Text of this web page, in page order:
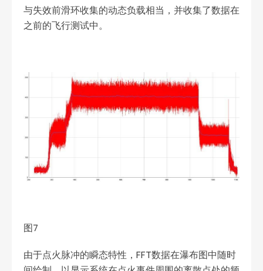
与失效前滑环收集的动态负载相当，并收集了数据在
之前的飞行测试中。
图7
由于点火脉冲的瞬态特性，FFT数据在瀑布图中随时